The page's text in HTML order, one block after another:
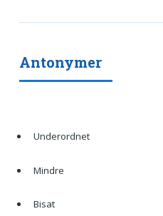
Antonymer
Underordnet
Mindre
Bisat